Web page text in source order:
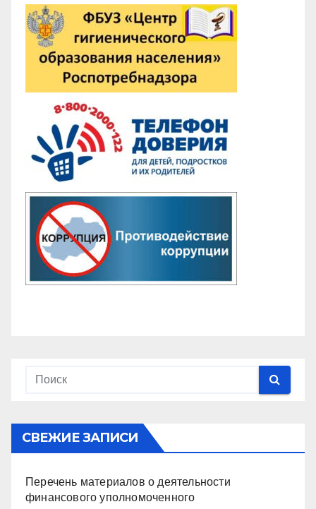
СВЕЖИЕ ЗАПИСИ
Перечень материалов о деятельности
финансового уполномоченного